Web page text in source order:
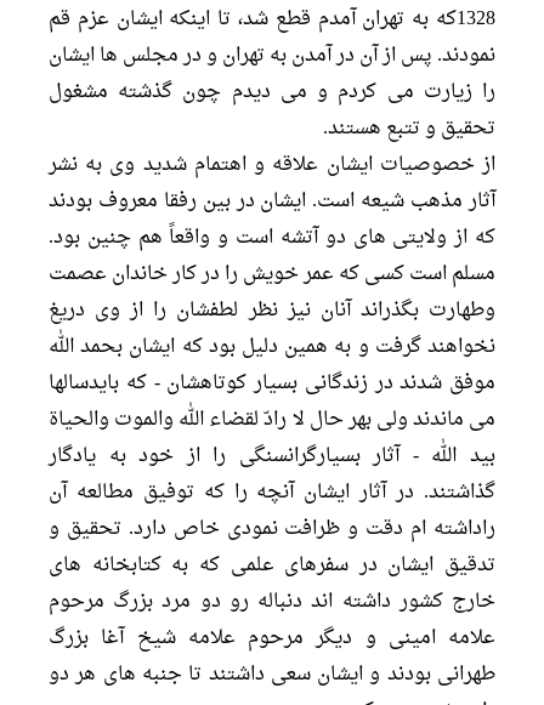
1328كه به تهران آمدم قطع شد، تا اينكه ايشان عزم قم
نمودند. پس از آن در آمدن به تهران و در مجلس ها ايشان
را زيارت مى كردم و مى ديدم چون گذشته مشغول
تحقيق و تتبع هستند.
از خصوصيات ايشان علاقه و اهتمام شديد وى به نشر
آثار مذهب شيعه است. ايشان در بين رفقا معروف بودند
كه از ولايتى هاى دو آتشه است و واقعاً هم چنين بود.
مسلم است كسى كه عمر خويش را در كار خاندان عصمت
وطهارت بگذراند آنان نيز نظر لطفشان را از وى دريغ
نخواهند گرفت و به همين دليل بود كه ايشان بحمد الله
موفق شدند در زندگانى بسيار كوتاهشان - كه بايدسالها
مى ماندند ولى بهر حال لا رادّ لقضاء الله والموت والحياة
بيد الله - آثار بسيارگرانسنگى را از خود به يادگار
گذاشتند. در آثار ايشان آنچه را كه توفيق مطالعه آن
راداشته ام دقت و ظرافت نمودى خاص دارد. تحقيق و
تدقيق ايشان در سفرهاى علمى كه به كتابخانه هاى
خارج كشور داشته اند دنباله رو دو مرد بزرگ مرحوم
علامه امينى و ديگر مرحوم علامه شيخ آغا بزرگ
طهرانى بودند و ايشان سعى داشتند تا جنبه هاى هر دو